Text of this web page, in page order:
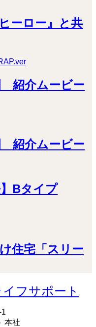
ーロー』と共
紹介ムービー
紹介ムービー
Bタイプ
住宅「スリー
本社